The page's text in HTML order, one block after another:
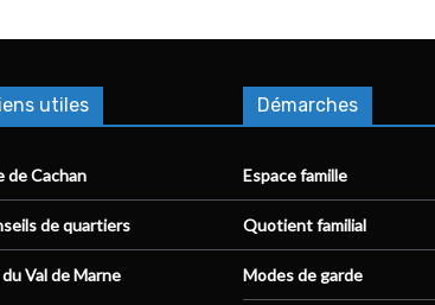
utiles
de Cachan
de quartiers
Val de Marne
Démarches
Espace famille
Quotient familial
Modes de garde